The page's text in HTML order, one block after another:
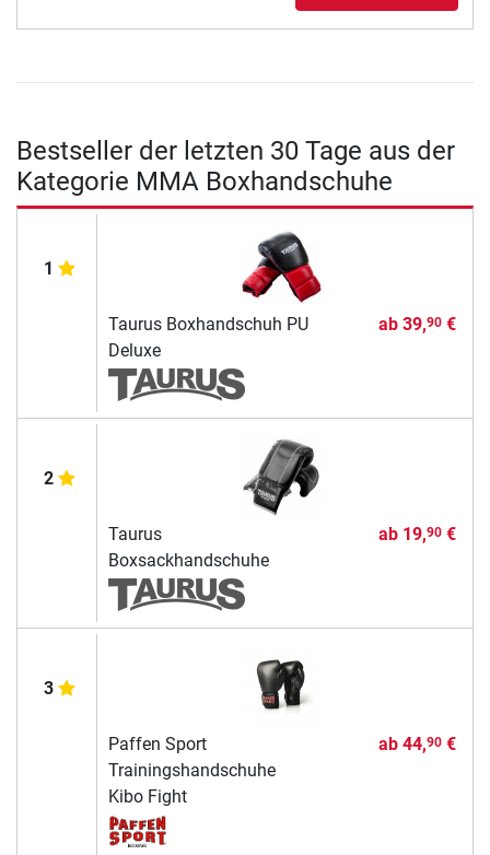
Bestseller der letzten 30 Tage aus der
Kategorie MMA Boxhandschuhe
1
Taurus Boxhandschuh PU
Deluxe
ab 39,90€
2
Taurus
Boxsackhandschuhe
ab 19,90€
3
Paffen Sport
Trainingshandschuhe
Kibo Fight
ab 44,90€